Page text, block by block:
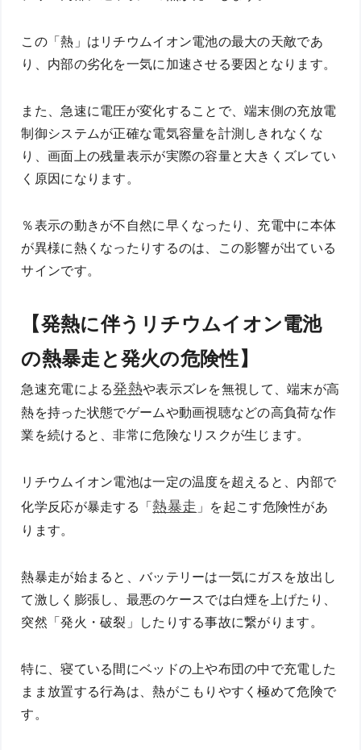
この「熱」はリチウムイオン電池の最大の天敵であ
り、内部の劣化を一気に加速させる要因となります。
また、急速に電圧が変化することで、端末側の充放電
制御システムが正確な電気容量を計測しきれなくな
り、画面上の残量表示が実際の容量と大きくズレてい
く原因になります。
％表示の動きが不自然に早くなったり、充電中に本体
が異様に熱くなったりするのは、この影響が出ている
サインです。
【発熱に伴うリチウムイオン電池
の熱暴走と発火の危険性】
急速充電による発熱や表示ズレを無視して、端末が高
熱を持った状態でゲームや動画視聴などの高負荷な作
業を続けると、非常に危険なリスクが生じます。
リチウムイオン電池は一定の温度を超えると、内部で
化学反応が暴走する「熱暴走 」を起こす危険性があ
ります。
熱暴走が始まると、バッテリーは一気にガスを放出し
て激しく膨張し、最悪のケースでは白煙を上げたり、
突然「発火・破裂」したりする事故に繋がります。
特に、寝ている間にベッドの上や布団の中で充電した
まま放置する行為は、熱がこもりやすく極めて危険で
す。